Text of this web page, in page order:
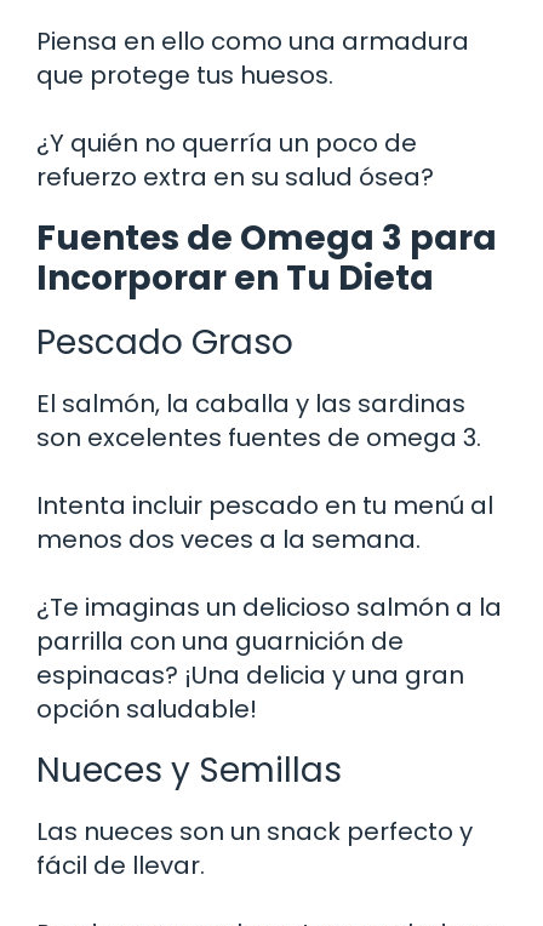
Piensa en ello como una armadura
que protege tus huesos.
¿Y quién no querría un poco de
refuerzo extra en su salud ósea?
Fuentes de Omega 3 para
Incorporar en Tu Dieta
Pescado Graso
El salmón, la caballa y las sardinas
son excelentes fuentes de omega 3.
Intenta incluir pescado en tu menú al
menos dos veces a la semana.
¿Te imaginas un delicioso salmón a la
parrilla con una guarnición de
espinacas? ¡Una delicia y una gran
opción saludable!
Nueces y Semillas
Las nueces son un snack perfecto y
fácil de llevar.